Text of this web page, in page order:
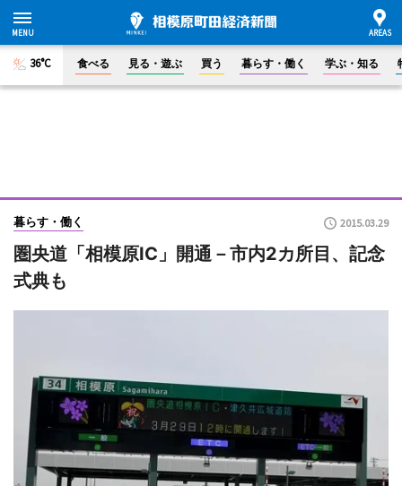
36°C 食べる 見る・遊ぶ 買う 暮らす・働く 学ぶ・知る
暮らす・働く 2015.03.29
圏央道「相模原IC」開通－市内2カ所目、記念
式典も